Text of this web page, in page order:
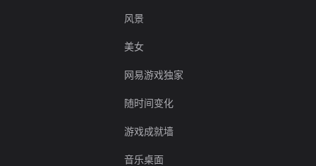
风景
美女
网易游戏独家
随时间变化
游戏成就墙
音乐桌面